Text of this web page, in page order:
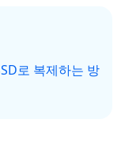
로 복제하는 방